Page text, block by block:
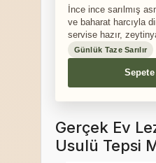
İnce ince sarılmış
ve baharat harcıyla
servise hazır,
Günlük Taze Sarılır
Gerçek Ev
Usulü Tepsi